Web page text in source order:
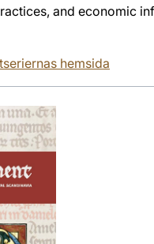
and economic
hemsida